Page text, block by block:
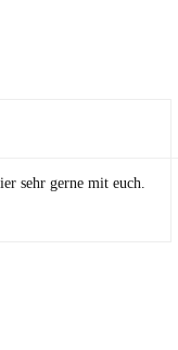
sehr gerne mit euch.